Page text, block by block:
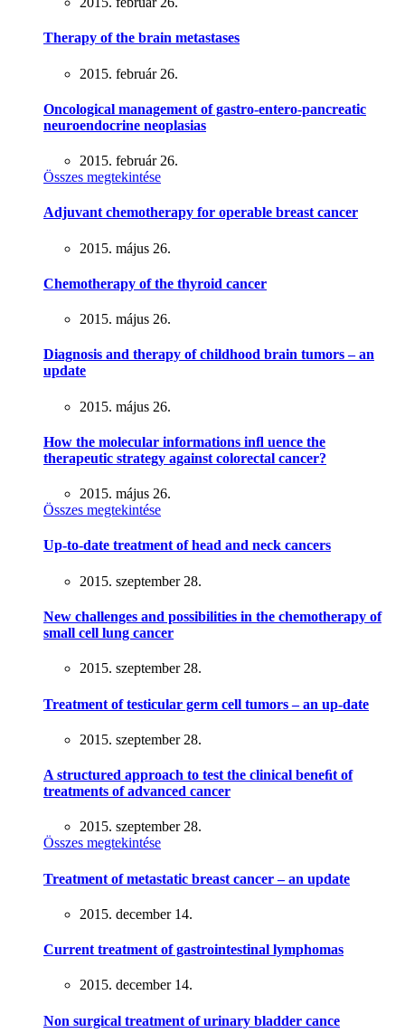
Therapy of the brain metastases
2015. február 26.
Oncological management of gastro-entero-pancreatic
neuroendocrine neoplasias
2015. február 26.
Összes megtekintése
Adjuvant chemotherapy for operable breast cancer
2015. május 26.
Chemotherapy of the thyroid cancer
2015. május 26.
Diagnosis and therapy of childhood brain tumors – an
update
2015. május 26.
How the molecular informations inﬂ uence the
therapeutic strategy against colorectal cancer?
2015. május 26.
Összes megtekintése
Up-to-date treatment of head and neck cancers
2015. szeptember 28.
New challenges and possibilities in the chemotherapy of
small cell lung cancer
2015. szeptember 28.
Treatment of testicular germ cell tumors – an up-date
2015. szeptember 28.
A structured approach to test the clinical beneﬁt of
treatments of advanced cancer
2015. szeptember 28.
Összes megtekintése
Treatment of metastatic breast cancer – an update
2015. december 14.
Current treatment of gastrointestinal lymphomas
2015. december 14.
Non surgical treatment of urinary bladder cance